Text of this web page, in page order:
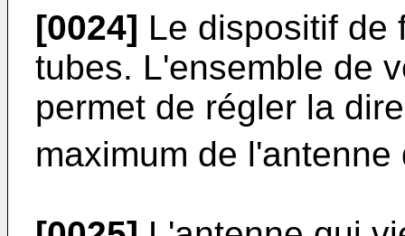
[0024] Le dispositif de
tubes. L'ensemble de
permet de régler la
maximum de